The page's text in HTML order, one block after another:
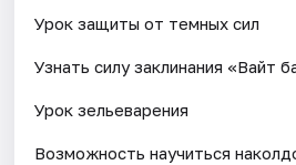
Урок защиты от темных сил
Узнать силу заклинания «Вайт
Урок зельеварения
Возможность научиться